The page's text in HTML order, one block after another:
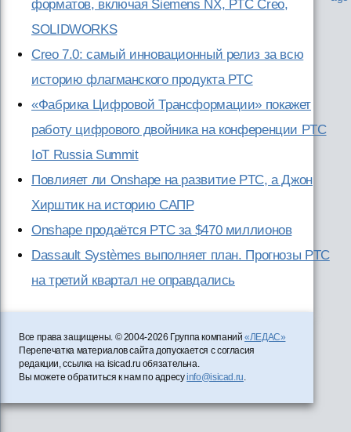
форматов, включая Siemens NX, PTC Creo,
SOLIDWORKS
Creo 7.0: самый инновационный релиз за всю
историю флагманского продукта PTC
«Фабрика Цифровой Трансформации» покажет
работу цифрового двойника на конференции PTC
IoT Russia Summit
Повлияет ли Onshape на развитие PTC, а Джон
Хирштик на историю САПР
Onshape продаётся PTC за $470 миллионов
Dassault Systèmes выполняет план. Прогнозы PTC
на третий квартал не оправдались
Все права защищены. © 2004-2026 Группа компаний«ЛЕДАС»
Перепечатка материалов сайта допускается с согласия
редакции, ссылка на isicad.ru обязательна.
Вы можете обратиться к нам по адресуinfo@isicad.ru.